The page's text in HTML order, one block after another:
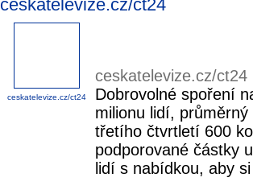
ceskatelevize.cz/ct24
ceskatelevize.cz/ct24
ceskatelevize.cz/ct24
Dobrovolné spoření
milionu lidí,
třetího čtvrtletí 600
podporované částky
lidí s nabídkou, aby